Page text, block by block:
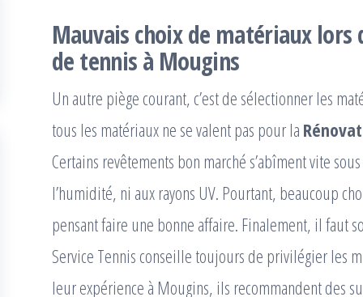
Mauvais choix de matériaux lors
de tennis à Mougins
Un autre piège courant, c’est de sélectionner les
tous les matériaux ne se valent pas pour la
Certains revêtements bon marché s’abîment vite
l’humidité, ni aux rayons UV. Pourtant, beaucoup
pensant faire une bonne affaire. Finalement, il faut
Service Tennis conseille toujours de privilégier les
leur expérience à Mougins, ils recommandent des